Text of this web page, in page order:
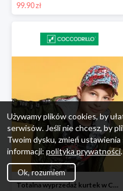
99.90 zł
Totalna wyprzedaż kurtek w Coccodrillo - extra 15%
Używamy plików cookies, by
serwisów. Jeśli nie chcesz, by
Twoim dysku, zmień
informacji: polityka prywatności.
Ok, rozumiem